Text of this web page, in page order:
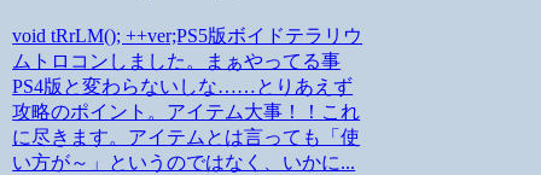
void tRrLM(); ++ver;PS5版ボイドテラリウ
ムトロコンしました。まぁやってる事
PS4版と変わらないしな……とりあえず
攻略のポイント。アイテム大事！！これ
に尽きます。アイテムとは言っても「使
い方が～」というのではなく、いかに...